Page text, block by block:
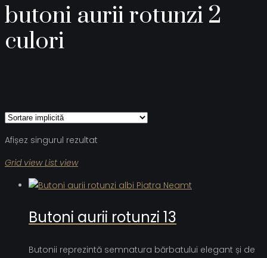
butoni aurii rotunzi 2
culori
Afișez singurul rezultat
Grid view List view
Butoni aurii rotunzi 13
Butonii reprezintă semnatura bărbatului elegant și de